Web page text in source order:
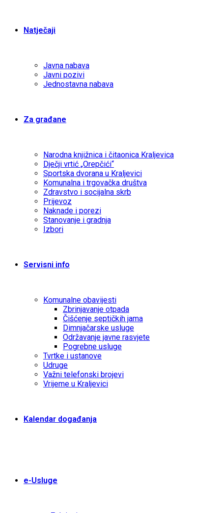
Natječaji
Javna nabava
Javni pozivi
Jednostavna nabava
Za građane
Narodna knjižnica i čitaonica Kraljevica
Dječji vrtić „Orepčići“
Sportska dvorana u Kraljevici
Komunalna i trgovačka društva
Zdravstvo i socijalna skrb
Prijevoz
Naknade i porezi
Stanovanje i gradnja
Izbori
Servisni info
Komunalne obavijesti
Zbrinjavanje otpada
Čišćenje septičkih jama
Dimnjačarske usluge
Održavanje javne rasvjete
Pogrebne usluge
Tvrtke i ustanove
Udruge
Važni telefonski brojevi
Vrijeme u Kraljevici
Kalendar događanja
e-Usluge